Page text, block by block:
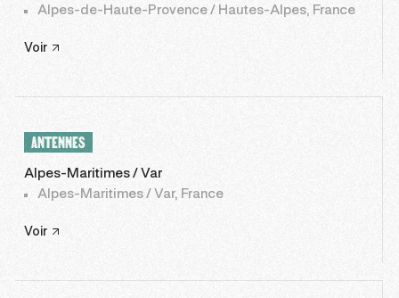
Alpes-de-Haute-Provence / Hautes-Alpes, France
Voir
ANTENNES
Alpes-Maritimes / Var
Alpes-Maritimes / Var, France
Voir